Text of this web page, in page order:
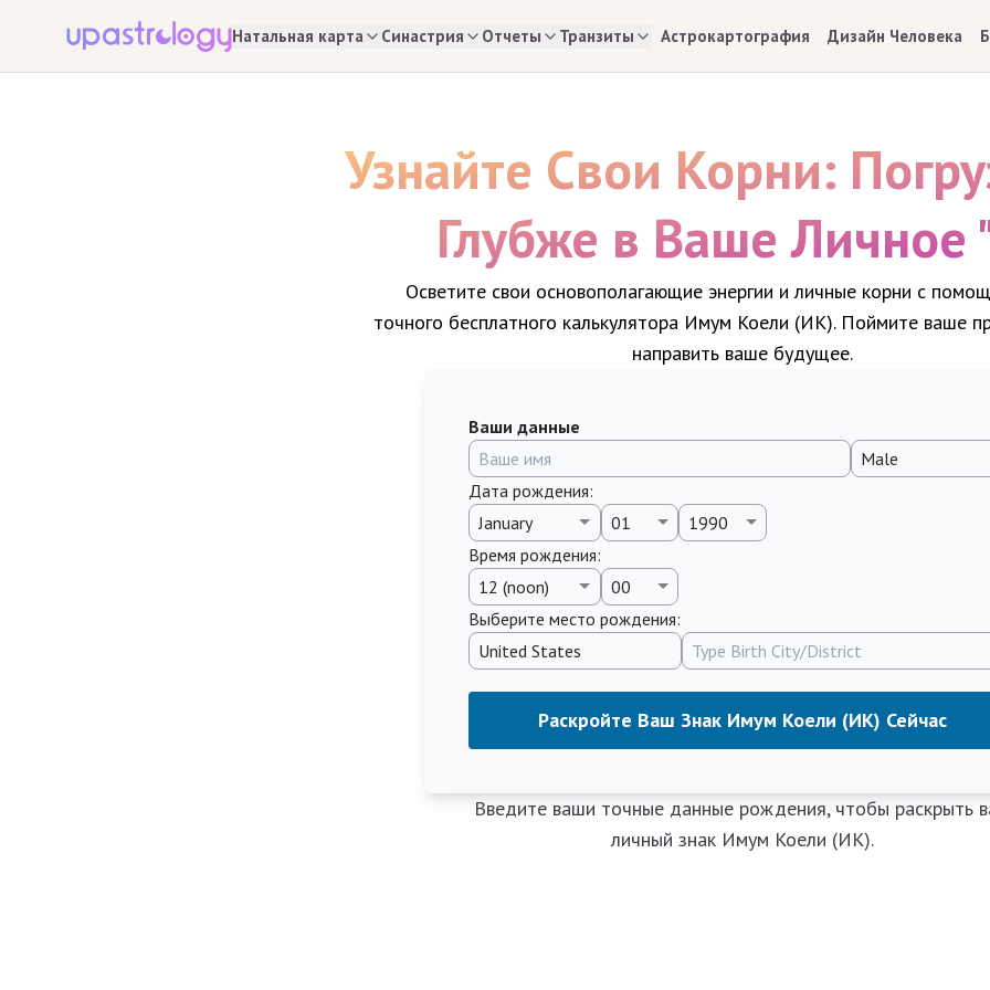
Натальная карта Синастрия Отчеты Транзиты Астрокартография Дизайн Человека
Узнайте Свои Корни:
Глубже в Ваше Личное
Осветите свои основополагающие энергии и личные корни с
точного бесплатного калькулятора Имум Коели (ИК). Поймите ваше
направить ваше будущее.
Ваши данные
Дата рождения:
Время рождения:
Выберите место рождения:
Раскройте Ваш Знак Имум Коели (ИК) Сейчас
Введите ваши точные данные рождения, чтобы раскрыть
личный знак Имум Коели (ИК).